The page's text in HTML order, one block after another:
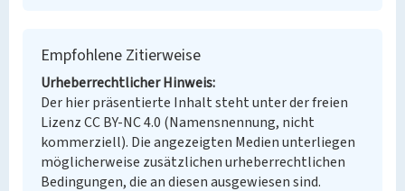
Empfohlene Zitierweise
Urheberrechtlicher Hinweis
Der hier präsentierte Inhalt steht unter der freien
Lizenz CC BY-NC 4.0 (Namensnennung, nicht
kommerziell). Die angezeigten Medien unterliegen
möglicherweise zusätzlichen urheberrechtlichen
Bedingungen, die an diesen ausgewiesen sind.